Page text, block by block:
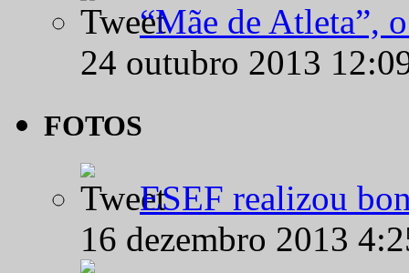
“Mãe de Atleta”,
24 outubro 2013
FOTOS
ESEF realizou
16 dezembro 2013